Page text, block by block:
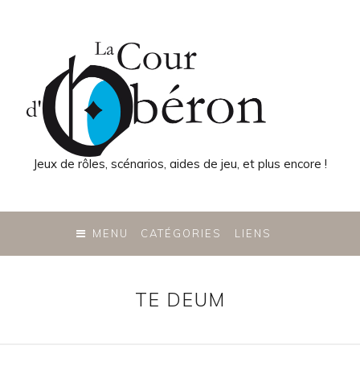
Jeux de rôles, scénarios, aides de jeu, et plus encore !
CATÉGORIES LIENS
MENU
SKIP
TO
CONTENT
TE DEUM